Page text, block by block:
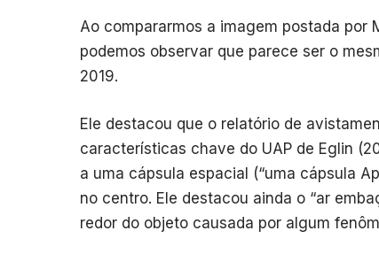
Ao compararmos a imagem postada por
podemos observar que parece ser o
2019.
Ele destacou que o relatório de
características chave do UAP de Eglin
a uma cápsula espacial (“uma cápsula
no centro. Ele destacou ainda o “ar
redor do objeto causada por algum